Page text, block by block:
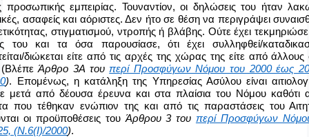
προσωπικής εμπειρίας. Τουναντίον, οι δηλώσεις του ήταν
ασαφείς και αόριστες. Δεν ήτο σε θέση να περιγράψει
στιγματισμού, ντροπής ή βλάβης. Ούτε έχει
του και τα όσα παρουσίασε, ότι έχει συλληφθεί/
διώκεται είτε από τις αρχές της χώρας της είτε από άλλους
(ΒλέπεΆρθρο 3Α του περί Προσφύγων Νόμου του 2000 έως
). Επομένως, η κατάληξη της Υπηρεσίας Ασύλου είναι
μετά από δέουσα έρευνα και στα πλαίσια του Νόμου καθότι
που τέθηκαν ενώπιον της και από τις παραστάσεις του
οι προϋποθέσεις του Άρθρου 3 του περί Προσφύγων
(Ν.6(Ι)/2000).